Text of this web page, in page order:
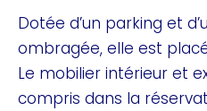
Dotée d’un parking et
ombragée, elle est
Le mobilier intérieur et
compris dans la